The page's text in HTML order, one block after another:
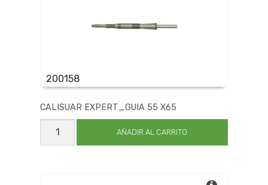
200158
CALISUAR EXPERT_GUIA 55 X65
CALISUAR
EXPERT_GUIA
AÑADIR AL CARRITO